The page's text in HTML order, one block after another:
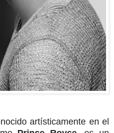
artísticamente en el